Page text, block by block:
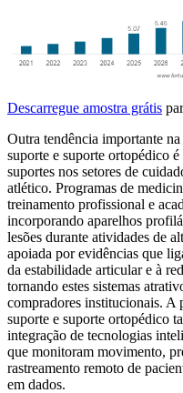
Descarregue amostra grátis
Outra tendência importante
suporte e suporte ortopédico
suportes nos setores de
atlético. Programas de
treinamento profissional e
incorporando aparelhos
lesões durante atividades de
apoiada por evidências que
da estabilidade articular e à
tornando estes sistemas
compradores institucionais. A
suporte e suporte ortopédico
integração de tecnologias
que monitoram movimento,
rastreamento remoto de
em dados.